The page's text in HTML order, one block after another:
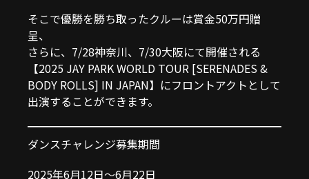
そこで優勝を勝ち取ったクルーは賞金50万円贈
呈、
さらに、7/28神奈川、7/30大阪にて開催される
【2025 JAY PARK WORLD TOUR [SERENADES &
BODY ROLLS] IN JAPAN】にフロントアクトとして
出演することができます。
ダンスチャレンジ募集期間
2025年6月12日〜6月22日